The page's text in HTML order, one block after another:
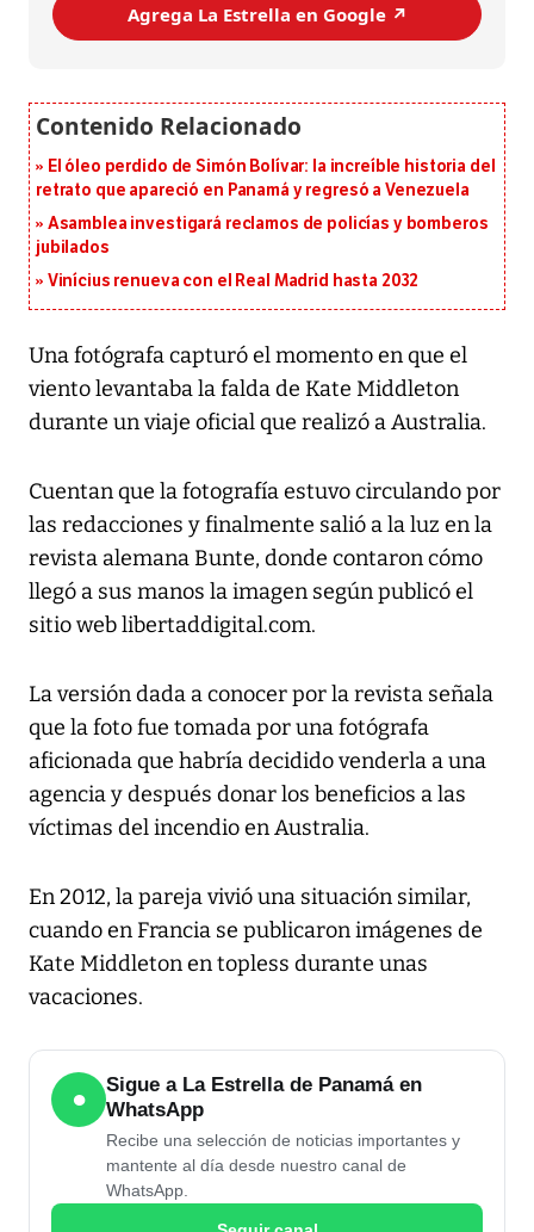
Agrega La Estrella en Google ↗️
El óleo perdido de Simón Bolívar: la increíble historia del
retrato que apareció en Panamá y regresó a Venezuela
Asamblea investigará reclamos de policías y bomberos
jubilados
Vinícius renueva con el Real Madrid hasta 2032
Una fotógrafa capturó el momento en que el
viento levantaba la falda de Kate Middleton
durante un viaje oficial que realizó a Australia.
Cuentan que la fotografía estuvo circulando por
las redacciones y finalmente salió a la luz en la
revista alemana Bunte, donde contaron cómo
llegó a sus manos la imagen según publicó el
sitio web libertaddigital.com.
La versión dada a conocer por la revista señala
que la foto fue tomada por una fotógrafa
aficionada que habría decidido venderla a una
agencia y después donar los beneficios a las
víctimas del incendio en Australia.
En 2012, la pareja vivió una situación similar,
cuando en Francia se publicaron imágenes de
Kate Middleton en topless durante unas
vacaciones.
●
Sigue a La Estrella de Panamá en
WhatsApp
Recibe una selección de noticias importantes y
mantente al día desde nuestro canal de
WhatsApp.